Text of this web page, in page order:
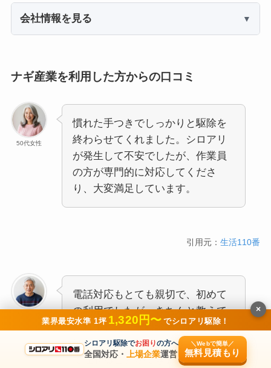
会社情報を見る
ナギ産業を利用した方からの口コミ
50代女性
慣れた手つきでしっかりと駆除を
終わらせてくれました。シロアリ
が発生して不安でしたが、作業員
の方が専門的に対応してくださ
り、大変満足しています。
引用元：生活110番
電話対応もとても親切で、初めて
の利用でしたが、きちんと教えて
くれました。無料診断で状態を事
細かく説明していただき、安心し
て任せることができました。
業界最安水準 1坪 1,320円〜 でシロアリ駆除！
シロアリ駆除でお困りの方へ
全国対応・ 上場企業運営
＼Webで簡単／
無料見積もり
×